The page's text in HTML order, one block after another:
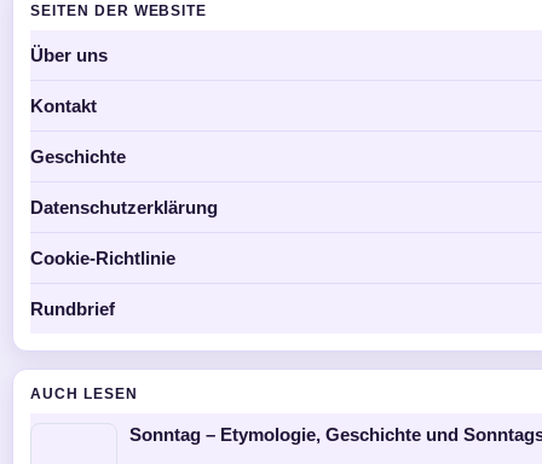
SEITEN DER WEBSITE
Über uns
Kontakt
Geschichte
Datenschutzerklärung
Cookie-Richtlinie
Rundbrief
AUCH LESEN
Sonntag – Etymologie, Geschichte und